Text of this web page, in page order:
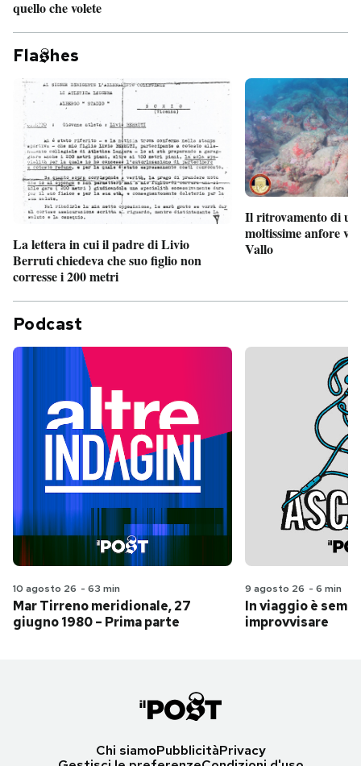
quello che volete
Fla hes
La lettera in cui il padre di Livio
Berruti chiedeva che suo figlio non
corresse i 200 metri
Il ritrovamento di
moltissime anfore
Vallo
Podcast
10 agosto 26 - 63 min
Mar Tirreno meridionale, 27
giugno 1980 – Prima parte
9 agosto 26 - 6 min
In viaggio è
improvvisare
Chi siamoPubblicitàPrivacy